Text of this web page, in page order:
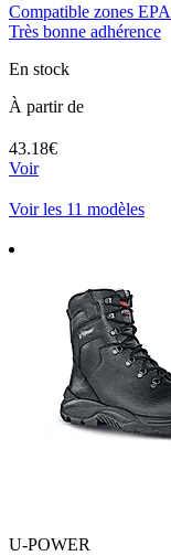
Compatible zones
Très bonne adhérence
En stock
À partir de
43.18€
Voir
Voir les 11 modèles
U-POWER